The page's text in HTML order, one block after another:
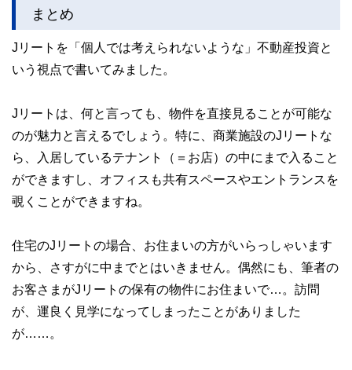
まとめ
Jリートを「個人では考えられないような」不動産投資と
いう視点で書いてみました。
Jリートは、何と言っても、物件を直接見ることが可能な
のが魅力と言えるでしょう。特に、商業施設のJリートな
ら、入居しているテナント（＝お店）の中にまで入ること
ができますし、オフィスも共有スペースやエントランスを
覗くことができますね。
住宅のJリートの場合、お住まいの方がいらっしゃいます
から、さすがに中までとはいきません。偶然にも、筆者の
お客さまがJリートの保有の物件にお住まいで…。訪問
が、運良く見学になってしまったことがありました
が……。